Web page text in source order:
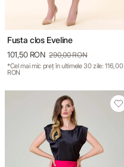
Fusta clos Eveline
101,50 RON 290,00 RON
*Cel mai mic preț în ultimele 30 zile: 116,00
RON